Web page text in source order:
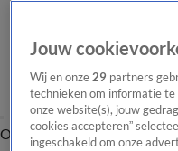
Overzicht Laatste nieuws
Jouw
Wij en onze29 partners
technieken om informatie
onze website(s), jouw
cookies accepteren”
ingeschakeld om onze